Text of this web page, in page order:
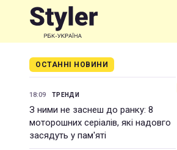
ОСТАННІ НОВИНИ
18:09 ТРЕНДИ
З ними не заснеш до ранку: 8
моторошних серіалів, які надовго
засядуть у пам'яті